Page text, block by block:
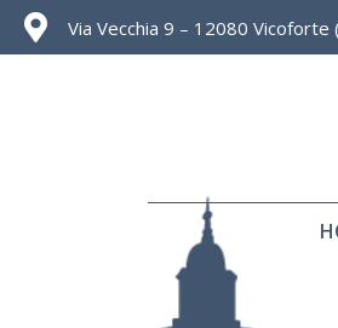
Via Vecchia 9 – 12080 Vicoforte